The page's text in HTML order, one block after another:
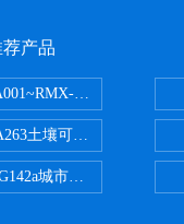
产品
A002丙烯酸涂
土壤可交换酸度分析标
城市污水处理污泥中